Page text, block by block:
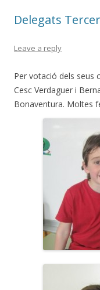
Delegats
Leave a reply
Per votació dels seus
Cesc Verdaguer i
Bonaventura. Moltes